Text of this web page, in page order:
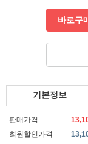
바로구
기본정보
판매가격
회원할인가격